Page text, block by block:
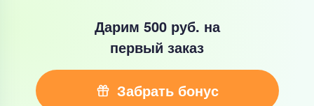
Дарим 500 руб. на
первый заказ
Забрать бонус